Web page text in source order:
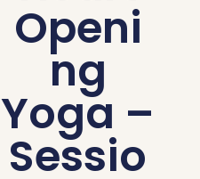
Openi
ng
Yoga –
Sessio